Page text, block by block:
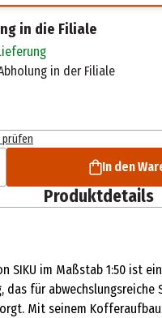
in die Filiale
in der Filiale
In den
Produktdetails
SIKU im Maßstab 1:50 ist
das für abwechslungsreiche
Mit seinem